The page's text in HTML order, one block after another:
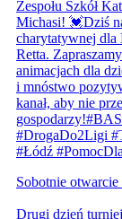
Sobotnie
Drugi dzień